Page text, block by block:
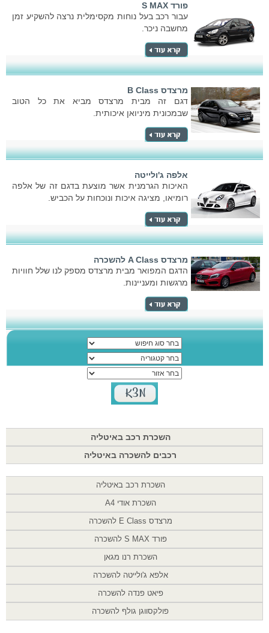
פורד S MAX
עבור רכב בעל נוחות מקסימלית נרצה להשקיע זמן
מחשבה ניכר.
מרצדס B Class
דגם זה מבית מרצדס מביא את כל הטוב
שבמכונית מיניואן איכותית.
אלפה ג'ולייטה
האיכות הגרמנית אשר מוצעת בדגם זה של אלפה
רומיאו, מציגה איכות ונוכחות על הכביש.
מרצדס A Class להשכרה
הדגם המפואר מבית מרצדס מספק לנו שלל חוויות
מרגשות ומעניינות.
השכרת רכב באיטליה
רכבים להשכרה באיטליה
השכרת רכב באיטליה
השכרת אודי A4
מרצדס E Class להשכרה
פורד S MAX להשכרה
השכרת רנו מגאן
אלפא ג'ולייטה להשכרה
פיאט פנדה להשכרה
פולקסווגן גולף להשכרה